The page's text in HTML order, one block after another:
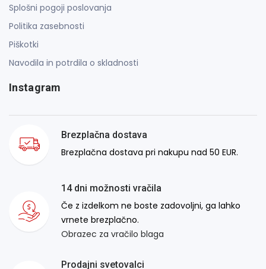
Splošni pogoji poslovanja
Politika zasebnosti
Piškotki
Navodila in potrdila o skladnosti
Instagram
Brezplačna dostava
Brezplačna dostava pri nakupu nad 50 EUR.
14 dni možnosti vračila
Če z izdelkom ne boste zadovoljni, ga lahko
vrnete brezplačno.
Obrazec za vračilo blaga
Prodajni svetovalci